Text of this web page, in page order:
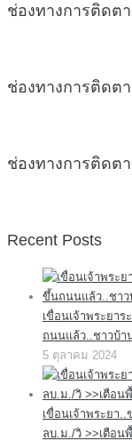
ช่องทางการติดต
ช่องทางการติดต
ช่องทางการติดต
Recent Posts
เขื่อนเจ้าพระยา
ถนนแล้ว..ชาวบ้า
5 ตุลาคม 2024
เขื่อนเจ้าพระยา
ลบ.ม./วิ >>เตือน